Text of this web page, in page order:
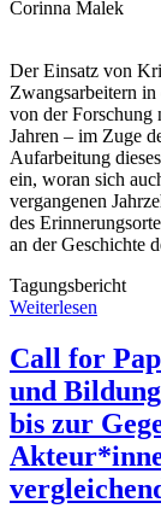
Corinna Malek
Der Einsatz von
Zwangsarbeitern
von der Forschung
Jahren – im Zuge
Aufarbeitung
ein, woran sich
vergangenen
des
an der Geschichte
Tagungsbericht
Weiterlesen
Call for
und
bis zur